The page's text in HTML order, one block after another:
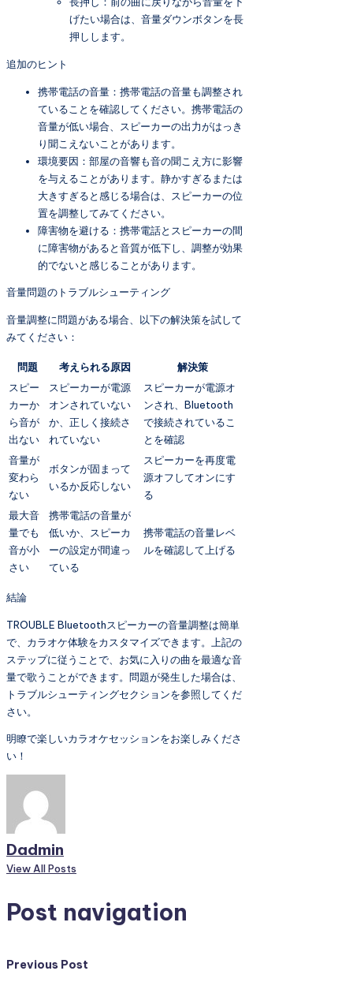
げたい場合は、音量ダウンボタンを長
押しします。
追加のヒント
携帯電話の音量：携帯電話の音量も調整され
ていることを確認してください。携帯電話の
音量が低い場合、スピーカーの出力がはっき
り聞こえないことがあります。
環境要因：部屋の音響も音の聞こえ方に影響
を与えることがあります。静かすぎるまたは
大きすぎると感じる場合は、スピーカーの位
置を調整してみてください。
障害物を避ける：携帯電話とスピーカーの間
に障害物があると音質が低下し、調整が効果
的でないと感じることがあります。
音量問題のトラブルシューティング
音量調整に問題がある場合、以下の解決策を試して
みてください：
問題 考えられる原因
解決策
スピー
カーか
ら音が
出ない
スピーカーが電源
オンされていない
か、正しく接続さ
れていない
スピーカーが電源オ
ンされ、Bluetooth
で接続されているこ
とを確認
音量が
変わら
ない
ボタンが固まって
いるか反応しない
スピーカーを再度電
源オフしてオンにす
る
最大音
量でも
音が小
さい
携帯電話の音量が
低いか、スピーカ
ーの設定が間違っ
ている
携帯電話の音量レベ
ルを確認して上げる
結論
TROUBLE Bluetoothスピーカーの音量調整は簡単
で、カラオケ体験をカスタマイズできます。上記の
ステップに従うことで、お気に入りの曲を最適な音
量で歌うことができます。問題が発生した場合は、
トラブルシューティングセクションを参照してくだ
さい。
明瞭で楽しいカラオケセッションをお楽しみくださ
い！
Dadmin
View All Posts
Post navigation
Previous Post